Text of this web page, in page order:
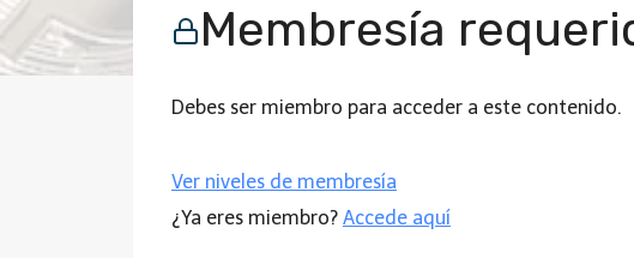
Membresía
Debes ser miembro para acceder a este contenido.
Ver niveles de membresía
¿Ya eres miembro? Accede aquí